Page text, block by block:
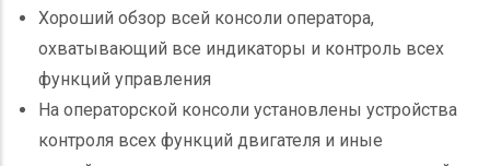
Хороший обзор всей консоли оператора,
охватывающий все индикаторы и контроль всех
функций управления
На операторской консоли установлены устройства
контроля всех функций двигателя и иные